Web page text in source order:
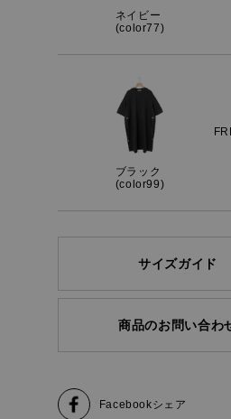
ネイビー
(color77)
ブラック
(color99)
サイズガイド
商品のお問い合わ
Facebookシェア